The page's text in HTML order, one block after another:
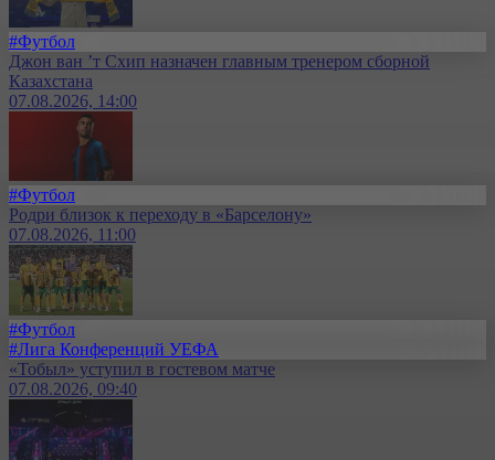
#Футбол
Джон ван ’т Схип назначен главным тренером сборной
Казахстана
07.08.2026, 14:00
#Футбол
Родри близок к переходу в «Барселону»
07.08.2026, 11:00
#Футбол
#Лига Конференций УЕФА
«Тобыл» уступил в гостевом матче
07.08.2026, 09:40